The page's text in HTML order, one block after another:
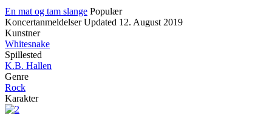
En mat og tam slange Populær
Koncertanmeldelser Updated 12. August 2019
Kunstner
Whitesnake
Spillested
K.B. Hallen
Genre
Rock
Karakter